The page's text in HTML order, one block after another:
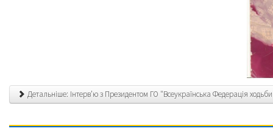
Детальніше: Інтерв’ю з Президентом ГО "Всеукраїнська Федерація